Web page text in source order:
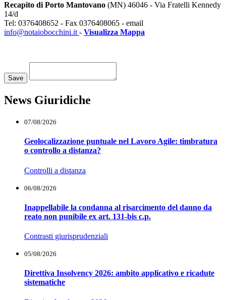
Recapito di Porto Mantovano (MN) 46046 - Via Fratelli Kennedy
14/d
Tel: 0376408652 - Fax 0376408065 - email
info@notaiobocchini.it - Visualizza Mappa
Save
News Giuridiche
07/08/2026
Geolocalizzazione puntuale nel Lavoro Agile: timbratura
o controllo a distanza?
Controlli a distanza
06/08/2026
Inappellabile la condanna al risarcimento del danno da
reato non punibile ex art. 131-bis c.p.
Contrasti giurisprudenziali
05/08/2026
Direttiva Insolvency 2026: ambito applicativo e ricadute
sistematiche